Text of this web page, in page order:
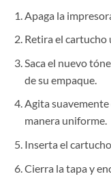
Apaga la
Retira el cartucho
Saca el nuevo
de su empaque.
Agita
manera uniforme.
Inserta el
Cierra la tapa y